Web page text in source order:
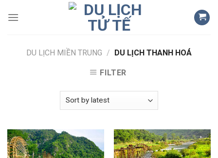
DU LỊCH MIỀN TRUNG / DU LỊCH THANH HOÁ
FILTER